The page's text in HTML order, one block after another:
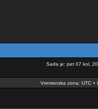
Sada je: pet 07 kol,
Vremenska zona: UTC +